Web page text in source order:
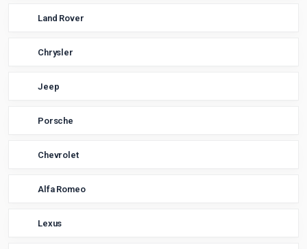
Land Rover
Chrysler
Jeep
Porsche
Chevrolet
Alfa Romeo
Lexus